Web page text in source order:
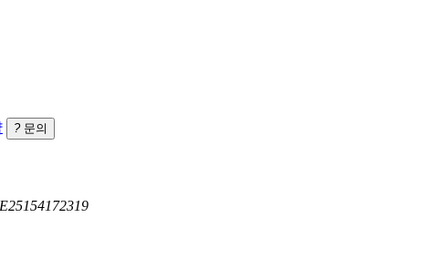
? 문의
E25154172319